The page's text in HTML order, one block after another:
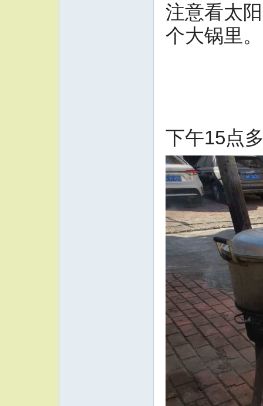
注意看太
个大锅里
下午15点